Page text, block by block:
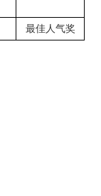
最佳人气奖